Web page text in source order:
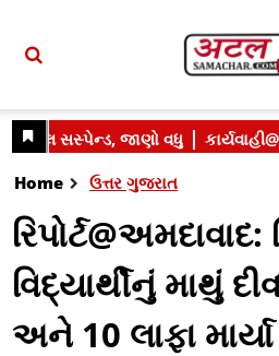
Home ઉત્તર ગુજરાત
વિદ્યાર્થીનું માથું
અને 10 લાફા માર્યા